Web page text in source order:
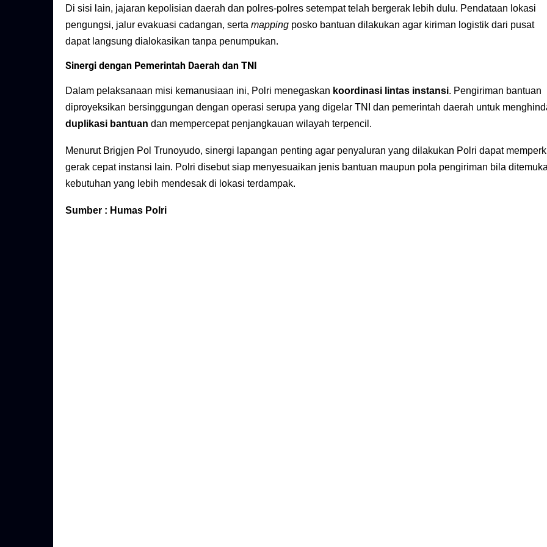
Di sisi lain, jajaran kepolisian daerah dan polres-polres setempat telah bergerak lebih dulu. Pendataan lokasi
pengungsi, jalur evakuasi cadangan, serta mapping posko bantuan dilakukan agar kiriman logistik dari pusat
dapat langsung dialokasikan tanpa penumpukan.
Sinergi dengan Pemerintah Daerah dan TNI
Dalam pelaksanaan misi kemanusiaan ini, Polri menegaskan koordinasi lintas instansi. Pengiriman bantuan
diproyeksikan bersinggungan dengan operasi serupa yang digelar TNI dan pemerintah daerah untuk
duplikasi bantuan dan mempercepat penjangkauan wilayah terpencil.
Menurut Brigjen Pol Trunoyudo, sinergi lapangan penting agar penyaluran yang dilakukan Polri dapat
gerak cepat instansi lain. Polri disebut siap menyesuaikan jenis bantuan maupun pola pengiriman bila
kebutuhan yang lebih mendesak di lokasi terdampak.
Sumber : Humas Polri